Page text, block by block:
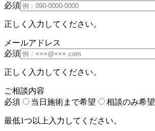
必須
正しく入力してください。
メールアドレス
必須
正しく入力してください。
ご相談内容
必須
当日施術まで希望 相談のみ希望
最低1つ以上入力してください。